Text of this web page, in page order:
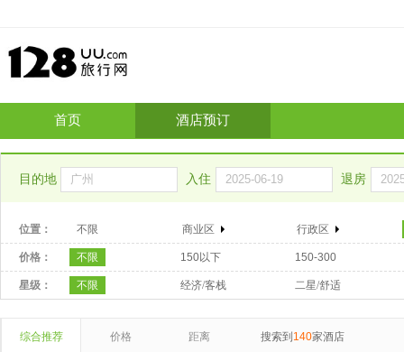
首页 酒店预订
目的地 入住 退房
位置： 不限 商业区 行政区
价格： 不限 150以下 150-300
星级： 不限 经济/客栈 二星/舒适
综合推荐 价格 距离 搜索到 140家酒店